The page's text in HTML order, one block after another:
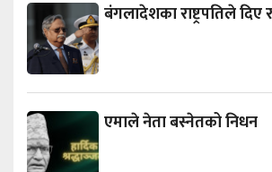
बंगलादेशका राष्ट्रपतिले दिए
एमाले नेता बस्नेतको निधन